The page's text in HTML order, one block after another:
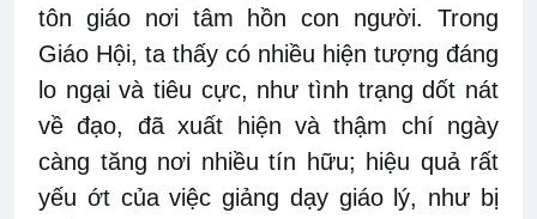
tôn giáo nơi tâm hồn con người. Trong
Giáo Hội, ta thấy có nhiều hiện tượng đáng
lo ngại và tiêu cực, như tình trạng dốt nát
về đạo, đã xuất hiện và thậm chí ngày
càng tăng nơi nhiều tín hữu; hiệu quả rất
yếu ớt của việc giảng dạy giáo lý, như bị